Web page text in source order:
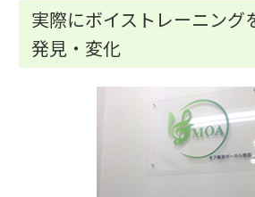
実際にボイストレーニング
発見・変化